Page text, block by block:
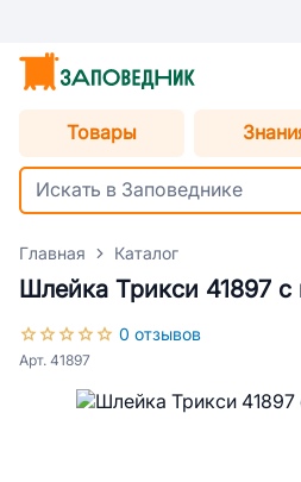
Товары
Главная Каталог
Шлейка Трикси 41897
0 отзывов
Арт. 41897